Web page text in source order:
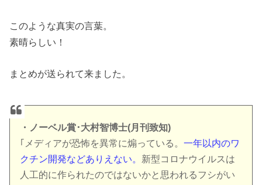
このような真実の言葉。
素晴らしい！
まとめが送られて来ました。
・ノーベル賞･大村智博士(月刊致知)
｢メディアが恐怖を異常に煽っている。一年以内のワ
クチン開発などありえない。 新型コロナウイルスは
人工的に作られたのではないかと思われるフシがい